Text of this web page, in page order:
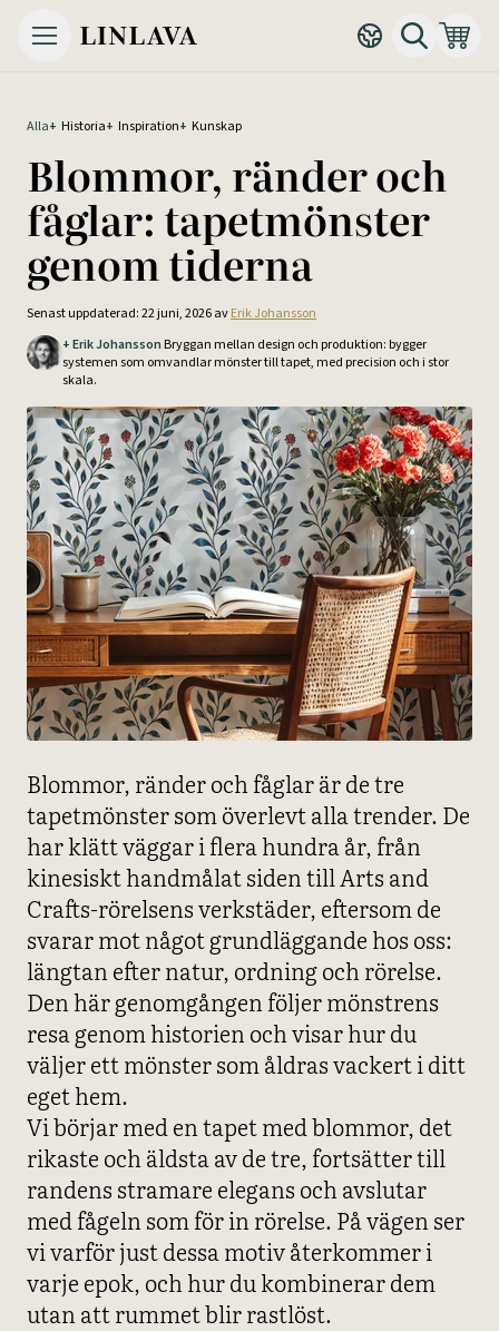
Alla+ Historia+ Inspiration+ Kunskap
Blommor, ränder och
fåglar: tapetmönster
genom tiderna
Senast uppdaterad: 22 juni, 2026 avErik Johansson
+Erik Johansson Bryggan mellan design och produktion: bygger
systemen som omvandlar mönster till tapet, med precision och i stor
skala.
Blommor, ränder och fåglar är de tre
tapetmönster som överlevt alla trender. De
har klätt väggar i flera hundra år, från
kinesiskt handmålat siden till Arts and
Crafts-rörelsens verkstäder, eftersom de
svarar mot något grundläggande hos oss:
längtan efter natur, ordning och rörelse.
Den här genomgången följer mönstrens
resa genom historien och visar hur du
väljer ett mönster som åldras vackert i ditt
eget hem.
Vi börjar med en tapet med blommor, det
rikaste och äldsta av de tre, fortsätter till
randens stramare elegans och avslutar
med fågeln som för in rörelse. På vägen ser
vi varför just dessa motiv återkommer i
varje epok, och hur du kombinerar dem
utan att rummet blir rastlöst.